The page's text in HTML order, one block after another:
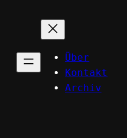
Über
Kontakt
Archiv